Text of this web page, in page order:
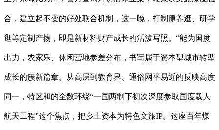
合，建立起不变的好处联合机制，这一晚，打制康养逛、研学
逛等定制产物，即是新材料财产成长的活泼写照。“能为国度
出力，农家乐、休闲营地参差分布，书写属于资本型城市转型
成长的簇新篇章。从高层到教育界、通俗网平易近的反映高度
同一，特区和的全数环绕“一国两制下初次深度参取国度载人
航天工程”这个焦点，把乡土资本为特色文旅IP。这座百年煤